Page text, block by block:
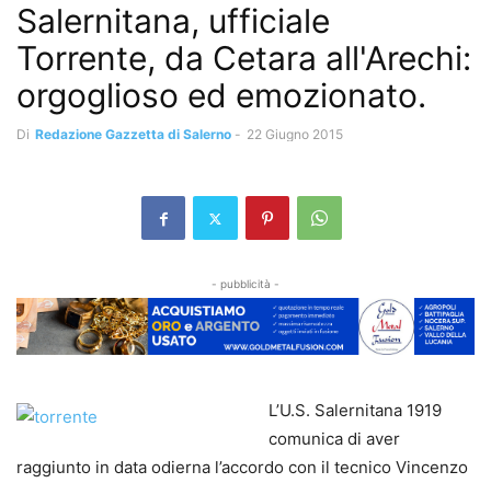
Salernitana, ufficiale
Torrente, da Cetara all'Arechi:
orgoglioso ed emozionato.
Di Redazione Gazzetta di Salerno - 22 Giugno 2015
- pubblicità -
L’U.S. Salernitana 1919
comunica di aver
raggiunto in data odierna l’accordo con il tecnico Vincenzo